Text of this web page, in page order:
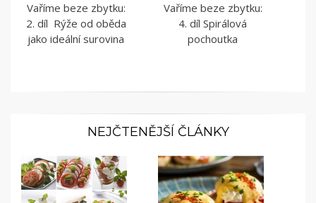
Vaříme beze zbytku:
2. díl Rýže od oběda
jako ideální surovina
Vaříme beze zbytku:
4. díl Spirálová
pochoutka
NEJČTENĚJŠÍ ČLÁNKY